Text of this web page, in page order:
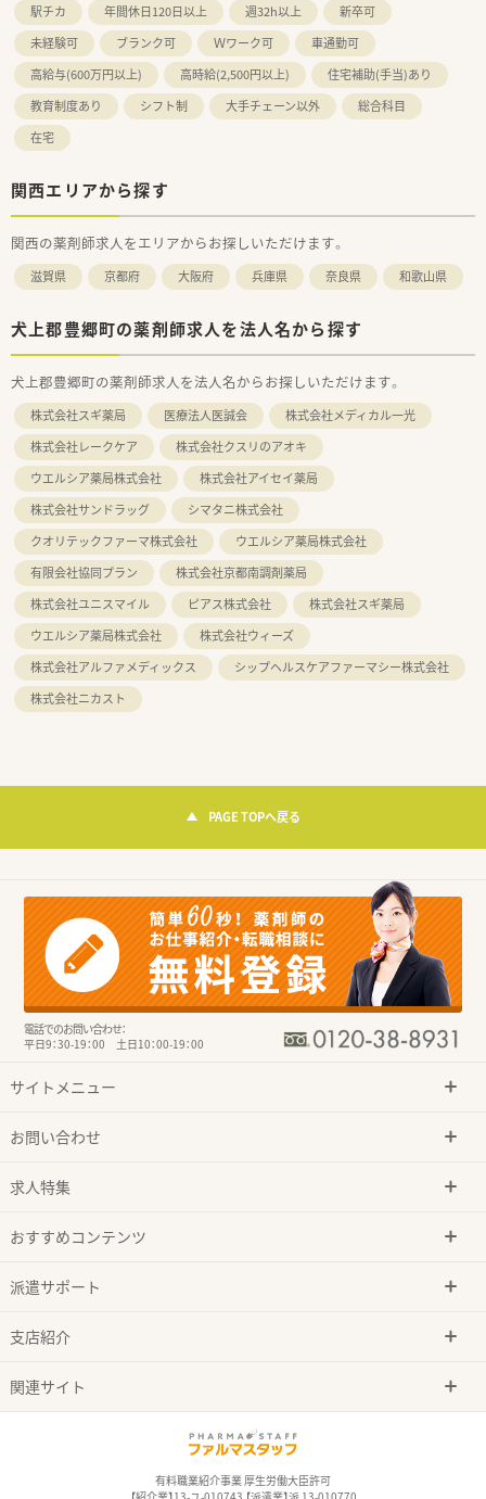
駅チカ 年間休日120日以上 週32h以上
新卒可
未経験可
ブランク可 Ｗワーク可
車通勤可
高給与(600万円以上)
高時給(2,500円以上)
住宅補助(手当)あり
教育制度あり
シフト制 大手チェーン以外
総合科目
在宅
関西エリアから探す
関西の薬剤師求人をエリアからお探しいただけます。
滋賀県 京都府 大阪府 兵庫県 奈良県 和歌山県
犬上郡豊郷町の薬剤師求人を法人名から探す
犬上郡豊郷町の薬剤師求人を法人名からお探しいただけます。
株式会社スギ薬局 医療法人医誠会
株式会社メディカル一光
株式会社レークケア
株式会社クスリのアオキ
ウエルシア薬局株式会社
株式会社アイセイ薬局
株式会社サンドラッグ
シマタニ株式会社
クオリテックファーマ株式会社
ウエルシア薬局株式会社
有限会社協同プラン
株式会社京都南調剤薬局
株式会社ユニスマイル
ピアス株式会社
株式会社スギ薬局
ウエルシア薬局株式会社
株式会社ウィーズ
株式会社アルファメディックス
シップヘルスケアファーマシー株式会社
株式会社ニカスト
PAGE TOPへ戻る
電話でのお問い合わせ：
平日9：30-19：00 土日10：00-19：00
サイトメニュー
お問い合わせ
求人特集
おすすめコンテンツ
派遣サポート
支店紹介
関連サイト
有料職業紹介事業 厚生労働大臣許可